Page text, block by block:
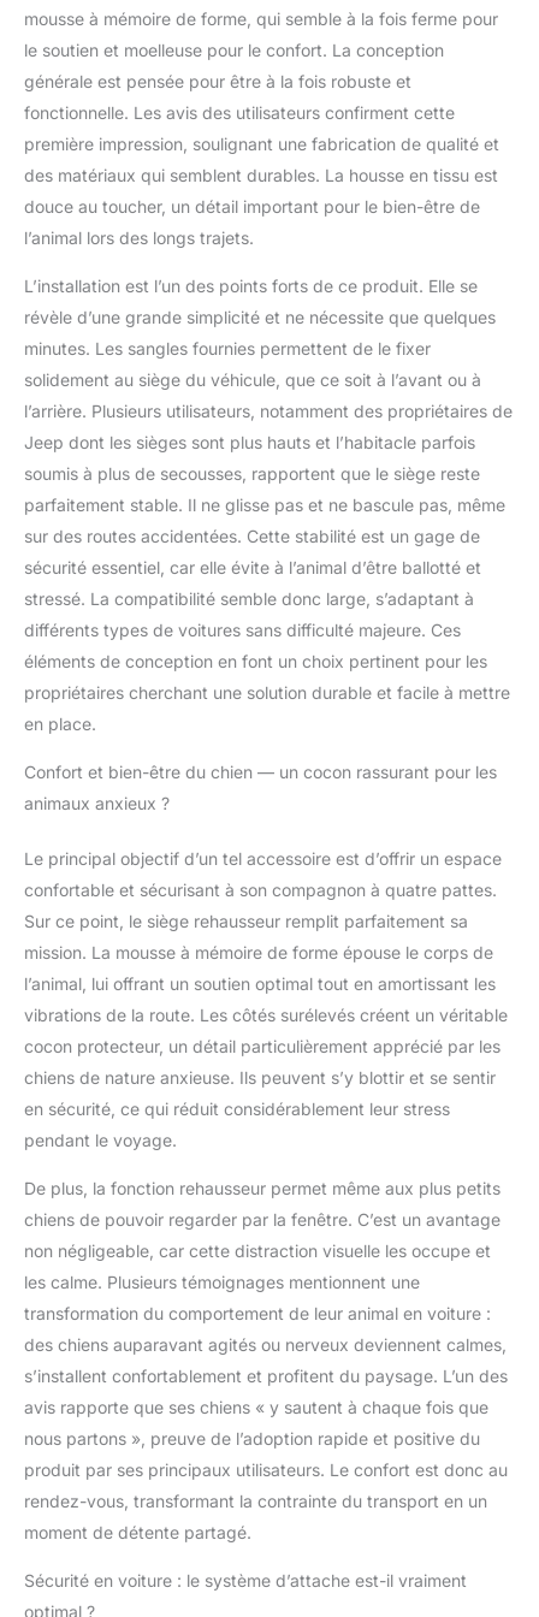
les détails de taille
spécifiques. Parfait
pour les voyages et la
maison : améliorez
l'expérience de voyage
de votre animal de
compagnie avec notre
siège rehausseur pour
chien, conçu pour
pour une meilleure vue.
Sans l'oreiller,
cm. Ce design aide à
soulager l'anxiété de
votre animal de
compagnie pendant les
trajets en voiture, ce
qui le rend parfait pour
les voyages et comme
lit confortable pour
animal de compagnie à
la maison. Confortable
et doux pour la peau :
fabriqué à partir de
tissu de velours cristal
de qualité supérieure,
incroyablement doux et
animal de compagnie
reste confortable et
détendu, que ce soit
sur la route ou à la
maison. Design sûr et
stable : notre lit de
voiture pour chien
dispose d'une laisse
intégrée et utilise des
fixations de siège
inférieur et supérieur
de compagnie en
sécurité. Ce design
empêche le siège de
bouger, assurant un
voyage sûr et
confortable pour votre
ami à fourrure.
【Utilisation multi-
scènes et entretien
facile】 : ce siège de
voiture pour chien est
non seulement adapté
pour une utilisation
utilisé à la maison, à
mousse à mémoire de forme, qui semble à la fois ferme pour
le soutien et moelleuse pour le confort. La conception
générale est pensée pour être à la fois robuste et
fonctionnelle. Les avis des utilisateurs confirment cette
première impression, soulignant une fabrication de qualité et
des matériaux qui semblent durables. La housse en tissu est
douce au toucher, un détail important pour le bien-être de
l’animal lors des longs trajets.
L’installation est l’un des points forts de ce produit. Elle se
révèle d’une grande simplicité et ne nécessite que quelques
minutes. Les sangles fournies permettent de le fixer
solidement au siège du véhicule, que ce soit à l’avant ou à
l’arrière. Plusieurs utilisateurs, notamment des propriétaires de
Jeep dont les sièges sont plus hauts et l’habitacle parfois
soumis à plus de secousses, rapportent que le siège reste
parfaitement stable. Il ne glisse pas et ne bascule pas, même
sur des routes accidentées. Cette stabilité est un gage de
sécurité essentiel, car elle évite à l’animal d’être ballotté et
stressé. La compatibilité semble donc large, s’adaptant à
différents types de voitures sans difficulté majeure. Ces
éléments de conception en font un choix pertinent pour les
propriétaires cherchant une solution durable et facile à mettre
en place.
Confort et bien-être du chien — un cocon rassurant pour les
animaux anxieux ?
Le principal objectif d’un tel accessoire est d’offrir un espace
confortable et sécurisant à son compagnon à quatre pattes.
Sur ce point, le siège rehausseur remplit parfaitement sa
mission. La mousse à mémoire de forme épouse le corps de
l’animal, lui offrant un soutien optimal tout en amortissant les
vibrations de la route. Les côtés surélevés créent un véritable
cocon protecteur, un détail particulièrement apprécié par les
chiens de nature anxieuse. Ils peuvent s’y blottir et se sentir
en sécurité, ce qui réduit considérablement leur stress
pendant le voyage.
De plus, la fonction rehausseur permet même aux plus petits
chiens de pouvoir regarder par la fenêtre. C’est un avantage
non négligeable, car cette distraction visuelle les occupe et
les calme. Plusieurs témoignages mentionnent une
transformation du comportement de leur animal en voiture :
des chiens auparavant agités ou nerveux deviennent calmes,
s’installent confortablement et profitent du paysage. L’un des
avis rapporte que ses chiens « y sautent à chaque fois que
nous partons », preuve de l’adoption rapide et positive du
produit par ses principaux utilisateurs. Le confort est donc au
rendez-vous, transformant la contrainte du transport en un
moment de détente partagé.
Sécurité en voiture : le système d’attache est-il vraiment
optimal ?